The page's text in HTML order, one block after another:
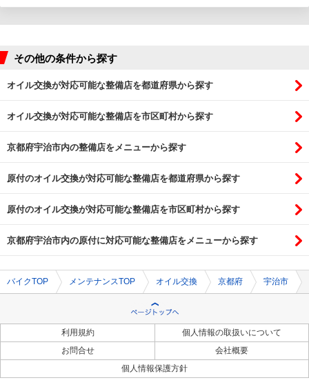
その他の条件から探す
オイル交換が対応可能な整備店を都道府県から探す
オイル交換が対応可能な整備店を市区町村から探す
京都府宇治市内の整備店をメニューから探す
原付のオイル交換が対応可能な整備店を都道府県から探す
原付のオイル交換が対応可能な整備店を市区町村から探す
京都府宇治市内の原付に対応可能な整備店をメニューから探す
バイクTOP メンテナンスTOP オイル交換 京都府 宇治市
利用規約
個人情報の取扱いについて
お問合せ
会社概要
個人情報保護方針